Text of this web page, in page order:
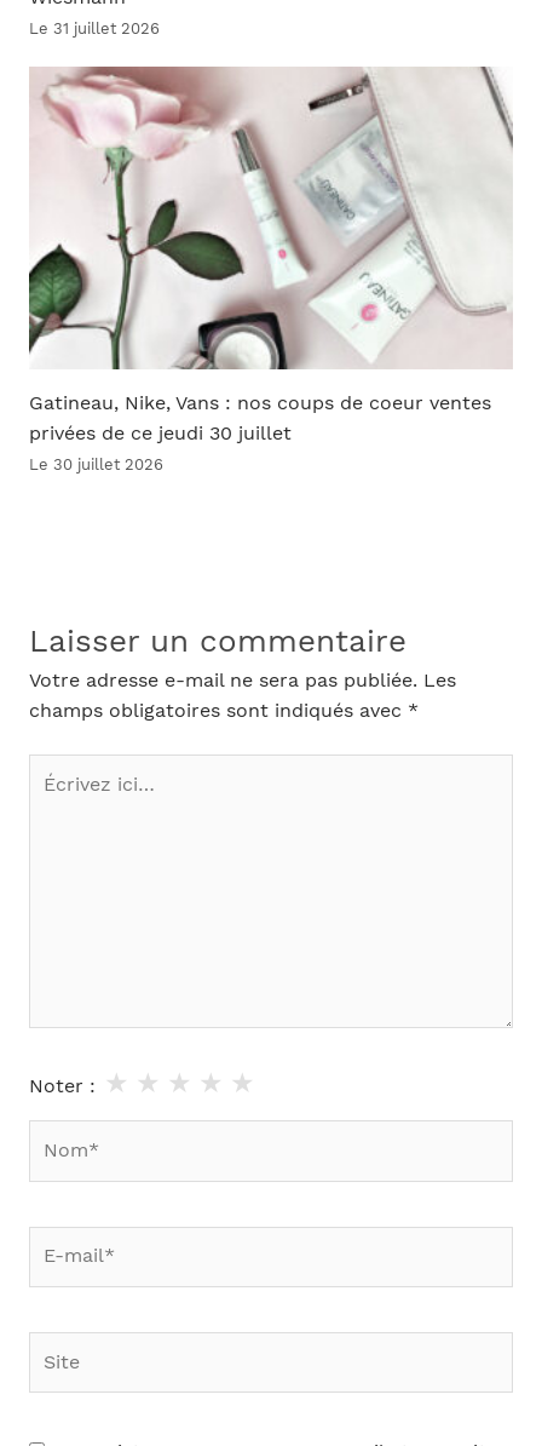
Le 31 juillet 2026
Gatineau, Nike, Vans : nos coups de coeur ventes
privées de ce jeudi 30 juillet
Le 30 juillet 2026
Laisser un commentaire
Votre adresse e-mail ne sera pas publiée. Les
champs obligatoires sont indiqués avec *
Écrivez
Noter : ★
★
★
★
★